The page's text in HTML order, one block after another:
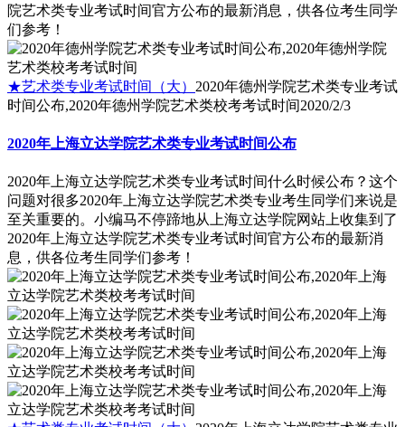
院艺术类专业考试时间官方公布的最新消息，供各位考生同学
们参考！
★艺术类专业考试时间（大） 2020年德州学院艺术类专业考试
时间公布,2020年德州学院艺术类校考考试时间2020/2/3
2020年上海立达学院艺术类专业考试时间公布
2020年上海立达学院艺术类专业考试时间什么时候公布？这个
问题对很多2020年上海立达学院艺术类专业考生同学们来说是
至关重要的。小编马不停蹄地从上海立达学院网站上收集到了
2020年上海立达学院艺术类专业考试时间官方公布的最新消
息，供各位考生同学们参考！